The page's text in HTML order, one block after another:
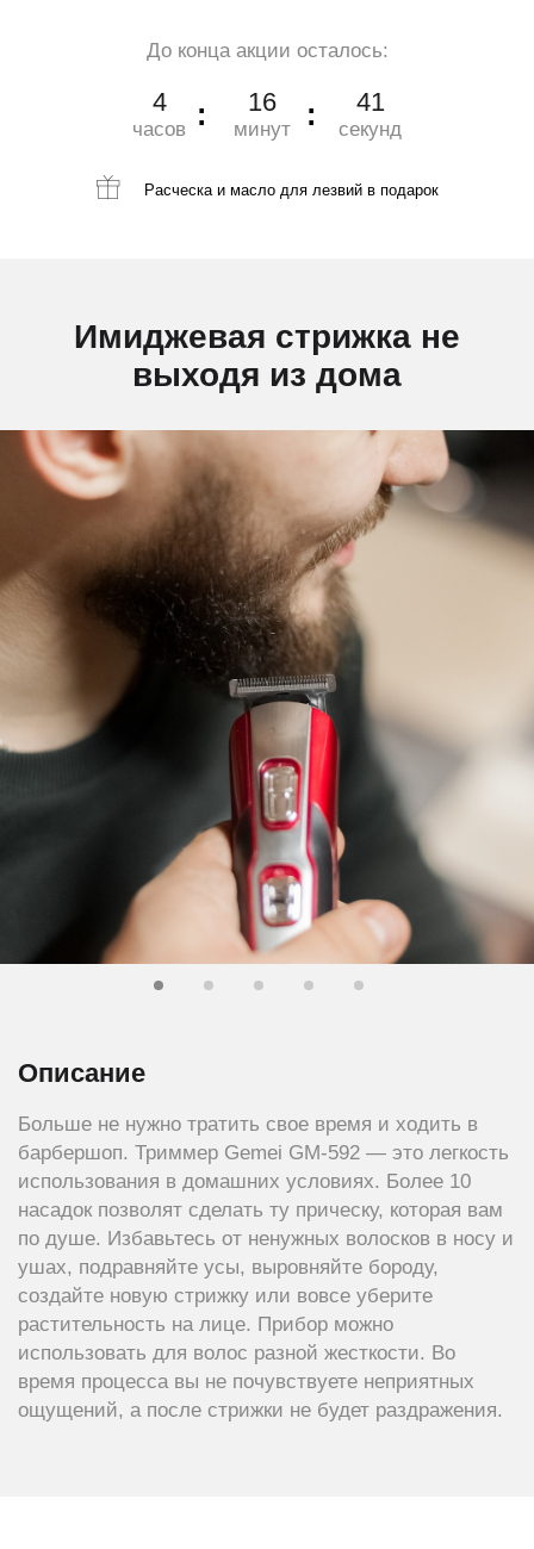
До конца акции осталось:
4
часов
16
минут
39
секунд
Расческа и масло для лезвийв подарок
Имиджевая стрижка не
выходя из дома
Описание
Больше не нужно тратить свое время и ходить в
барбершоп. Триммер Gemei GM-592 — это легкость
использования в домашних условиях. Более 10
насадок позволят сделать ту прическу, которая вам
по душе. Избавьтесь от ненужных волосков в носу и
ушах, подравняйте усы, выровняйте бороду,
создайте новую стрижку или вовсе уберите
растительность на лице. Прибор можно
использовать для волос разной жесткости. Во
время процесса вы не почувствуете неприятных
ощущений, а после стрижки не будет раздражения.